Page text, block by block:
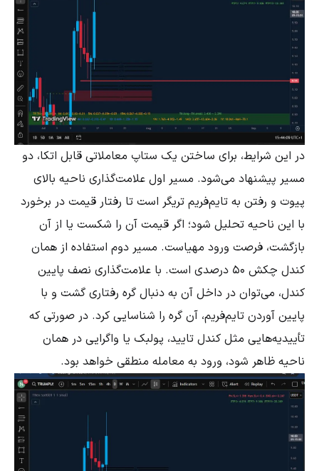
در این شرایط، برای ساختن یک ستاپ معاملاتی قابل اتکا، دو
مسیر پیشنهاد می‌شود. مسیر اول علامت‌گذاری ناحیه بالای
پیوت و رفتن به تایم‌فریم تریگر است تا رفتار قیمت در برخورد
با این ناحیه تحلیل شود؛ اگر قیمت آن را شکست یا از آن
بازگشت، فرصت ورود مهیاست. مسیر دوم استفاده از همان
کندل چکش ۵۰ درصدی است. با علامت‌گذاری نصف پایین
کندل، می‌توان در داخل آن به دنبال گره رفتاری گشت و با
پایین آوردن تایم‌فریم، آن گره را شناسایی کرد. در صورتی که
تأییدیه‌هایی مثل کندل تایید، پولبک یا واگرایی در همان
ناحیه ظاهر شود، ورود به معامله منطقی خواهد بود.